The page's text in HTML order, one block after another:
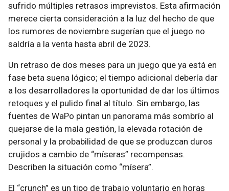
sufrido múltiples retrasos imprevistos. Esta afirmación
merece cierta consideración a la luz del hecho de que
los rumores de noviembre sugerían que el juego no
saldría a la venta hasta abril de 2023.
Un retraso de dos meses para un juego que ya está en
fase beta suena lógico; el tiempo adicional debería dar
a los desarrolladores la oportunidad de dar los últimos
retoques y el pulido final al título. Sin embargo, las
fuentes de WaPo pintan un panorama más sombrío al
quejarse de la mala gestión, la elevada rotación de
personal y la probabilidad de que se produzcan duros
crujidos a cambio de “míseras” recompensas.
Describen la situación como “mísera”.
El “crunch” es un tipo de trabajo voluntario en horas